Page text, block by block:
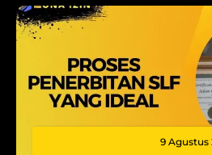
9 Agustus